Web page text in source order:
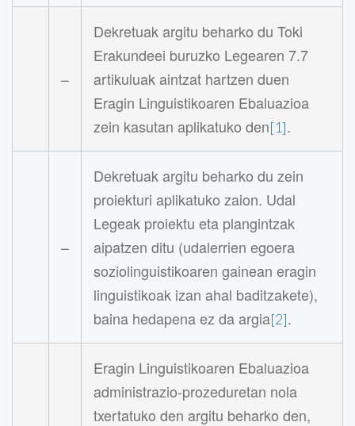
–
Dekretuak argitu beharko du Toki
Erakundeei buruzko Legearen 7.7
artikuluak aintzat hartzen duen
Eragin Linguistikoaren Ebaluazioa
zein kasutan aplikatuko den[1].
–
Dekretuak argitu beharko du zein
proiekturi aplikatuko zaion. Udal
Legeak proiektu eta plangintzak
aipatzen ditu (udalerrien egoera
soziolinguistikoaren gainean eragin
linguistikoak izan ahal baditzakete),
baina hedapena ez da argia[2].
Eragin Linguistikoaren Ebaluazioa
administrazio-prozeduretan nola
txertatuko den argitu beharko den,